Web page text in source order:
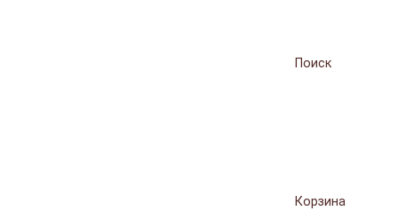
Поиск
Корзина